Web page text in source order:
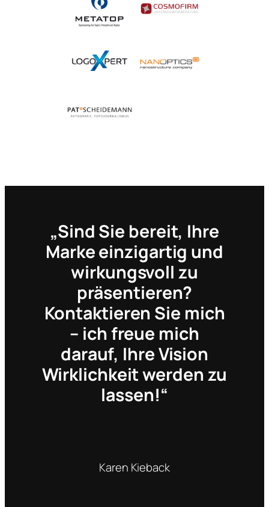
„Sind Sie bereit, Ihre
Marke einzigartig und
wirkungsvoll zu
präsentieren?
Kontaktieren Sie mich
– ich freue mich
darauf, Ihre Vision
Wirklichkeit werden zu
lassen!“
Karen Kieback